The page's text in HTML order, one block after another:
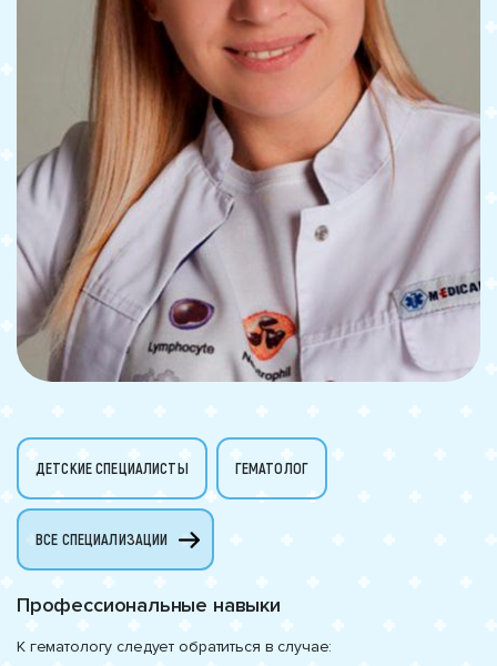
ДЕТСКИЕ СПЕЦИАЛИСТЫ ГЕМАТОЛОГ
ВСЕ СПЕЦИАЛИЗАЦИИ
Профессиональные навыки
К гематологу следует обратиться в случае: